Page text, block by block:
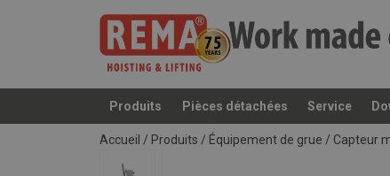
Produits Pièces détachées Service
Ajouté au panier
Accueil / Produits / Équipement de grue / Capteur